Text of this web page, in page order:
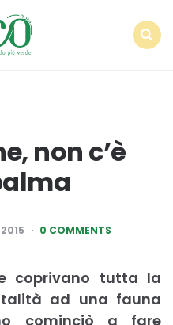
non c’è
0 COMMENTS
coprivano tutta la
ad una fauna
cominciò a fare